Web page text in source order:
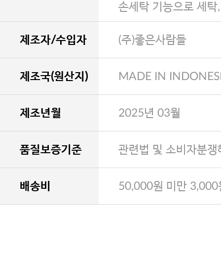
손세탁 기능으로 세탁
제조자/수입자 (주)좋은사람들
제조국(원산지) MADE IN
제조년월 2025년 03월
품질보증기준 관련법 및 소비자분
배송비 50,000원 미만 3,000